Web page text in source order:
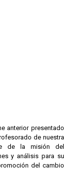
anterior presentado
de nuestra
de la misión del
y análisis para su
del cambio